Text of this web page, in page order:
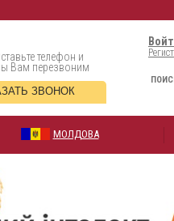
телефон и
Вам перезвоним
ЗВОНОК
МОЛДОВА